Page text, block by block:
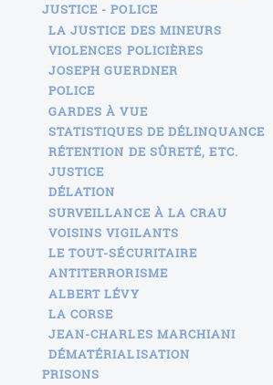
JUSTICE - POLICE
LA JUSTICE DES MINEURS
VIOLENCES POLICIÈRES
JOSEPH GUERDNER
POLICE
GARDES À VUE
STATISTIQUES DE DÉLINQUANCE
RÉTENTION DE SÛRETÉ, ETC.
JUSTICE
DÉLATION
SURVEILLANCE À LA CRAU
VOISINS VIGILANTS
LE TOUT-SÉCURITAIRE
ANTITERRORISME
ALBERT LÉVY
LA CORSE
JEAN-CHARLES MARCHIANI
DÉMATÉRIALISATION
PRISONS